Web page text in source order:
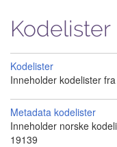
Kodelister
Kodelister
Inneholder kodelister
Metadata kodelister
Inneholder norske
19139